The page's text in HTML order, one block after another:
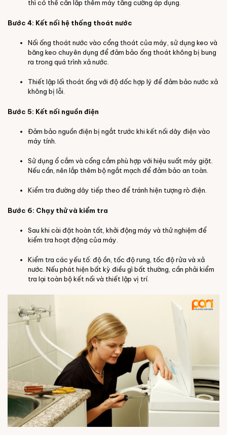
thì có thể cần lắp thêm máy tăng cường áp dụng.
Bước 4: Kết nối hệ thống thoát nước
Nối ống thoát nước vào cổng thoát của máy, sử dụng keo và
băng keo chuyên dụng để đảm bảo ống thoát không bị bung
ra trong quá trình xả nước.
Thiết lập lối thoát ống với độ dốc hợp lý để đảm bảo nước xả
không bị lỗi.
Bước 5: Kết nối nguồn điện
Đảm bảo nguồn điện bị ngắt trước khi kết nối dây điện vào
máy tính.
Sử dụng ổ cắm và cổng cắm phù hợp với hiệu suất máy giặt.
Nếu cần, nên lắp thêm bộ ngắt mạch để đảm bảo an toàn.
Kiểm tra đường dây tiếp theo để tránh hiện tượng rò điện.
Bước 6: Chạy thử và kiểm tra
Sau khi cài đặt hoàn tất, khởi động máy và thử nghiệm để
kiểm tra hoạt động của máy.
Kiểm tra các yếu tố: độ ồn, tốc độ rung, tốc độ rửa và xả
nước. Nếu phát hiện bất kỳ điều gì bất thường, cần phải kiểm
tra lại toàn bộ kết nối và thiết lập vị trí.